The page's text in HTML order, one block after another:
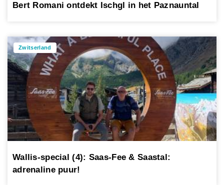
Bert Romani ontdekt Ischgl in het Paznauntal
Zwitserland
Wallis-special (4): Saas-Fee & Saastal:
adrenaline puur!